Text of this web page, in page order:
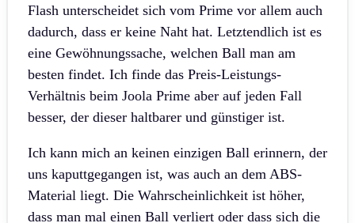
Flash unterscheidet sich vom Prime vor allem auch
dadurch, dass er keine Naht hat. Letztendlich ist es
eine Gewöhnungssache, welchen Ball man am
besten findet. Ich finde das Preis-Leistungs-
Verhältnis beim Joola Prime aber auf jeden Fall
besser, der dieser haltbarer und günstiger ist.
Ich kann mich an keinen einzigen Ball erinnern, der
uns kaputtgegangen ist, was auch an dem ABS-
Material liegt. Die Wahrscheinlichkeit ist höher,
dass man mal einen Ball verliert oder dass sich die